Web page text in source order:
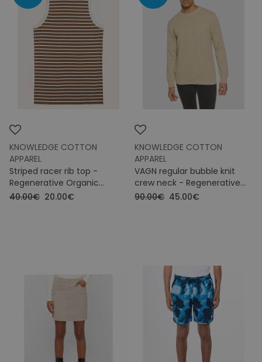
KNOWLEDGE COTTON
APPAREL
Striped racer rib top -
Regenerative Organic
Certified™ - GOTS/Vegan
40.00€ 20.00€
KNOWLEDGE COTTON
APPAREL
VAGN regular bubble knit
crew neck - Regenerative
Organic Certified -
90.00€ 45.00€